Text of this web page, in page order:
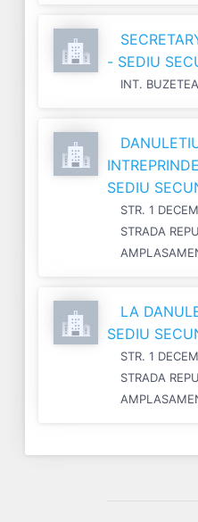
- SEDIU
INT.
SEDIU
STR. 1
STRADA
LA
SEDIU
STR. 1
STRADA